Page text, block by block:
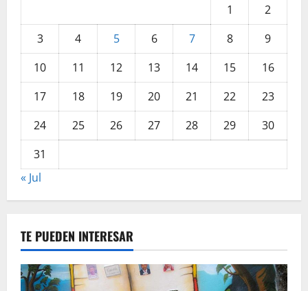
1
2
3
4 5 6 7 8
9
10
11 12 13 14 15
16
17
18 19 20 21 22
23
24
25 26 27 28 29
30
31
« Jul
TE PUEDEN INTERESAR